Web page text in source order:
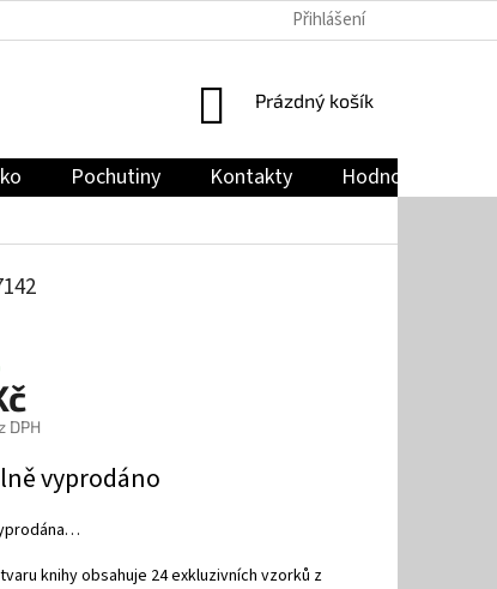
JAK NAKUPOVAT
Přihlášení
NÁKUPNÍ
Prázdný košík
Pochutiny Kontakty Hodnocení
DPH
vyprodáno
knihy obsahuje 24 exkluzivních vzorků z